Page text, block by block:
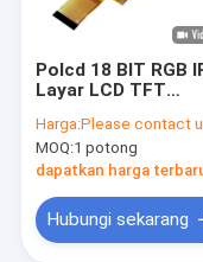
Polcd 18 BIT RGB
Layar LCD TFT
Lcd 3.5
Harga:Please contact us for latest
MOQ:1 potong
dapatkan harga
Hubungi sekarang